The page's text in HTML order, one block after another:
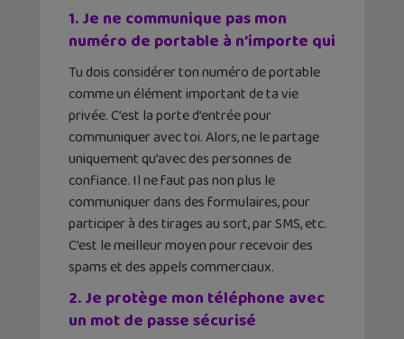
1. Je ne communique pas mon
numéro de portable à n’importe qui
Tu dois considérer ton numéro de portable
comme un élément important de ta vie
privée. C’est la porte d’entrée pour
communiquer avec toi. Alors, ne le partage
uniquement qu’avec des personnes de
confiance. Il ne faut pas non plus le
communiquer dans des formulaires, pour
participer à des tirages au sort, par SMS, etc.
C’est le meilleur moyen pour recevoir des
spams et des appels commerciaux.
2. Je protège mon téléphone avec
un mot de passe sécurisé